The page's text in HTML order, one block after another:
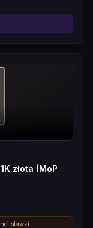
złota (MoP
stawki.